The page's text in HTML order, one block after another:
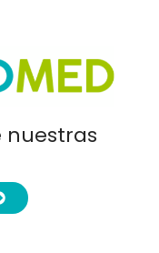
nuestras